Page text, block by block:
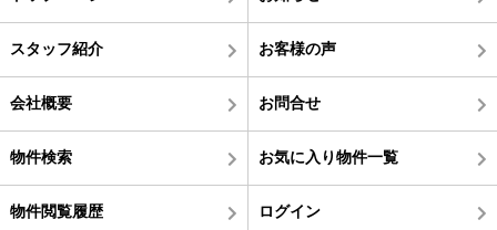
スタッフ紹介 お客様の声
会社概要 お問合せ
物件検索 お気に入り物件一覧
物件閲覧履歴 ログイン